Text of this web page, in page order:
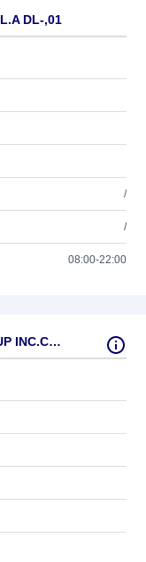
DL-,01
/
/
08:00-22:00
Fundamentale Kennzahlen RMR GROUP INC.CL.A DL-,01